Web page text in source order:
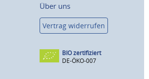
Über uns
Vertrag widerrufen
BIO zertifiziert
DE-ÖKO-007